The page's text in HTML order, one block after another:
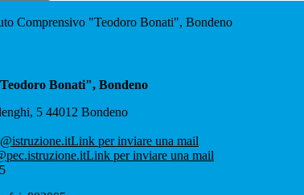
Comprensivo "Teodoro Bonati", Bondeno
Bonati", Bondeno
5 44012 Bondeno
Link per inviare una mail
Link per inviare una mail